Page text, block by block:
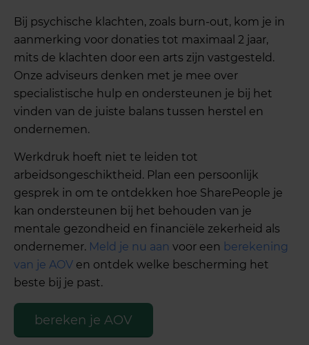
Bij psychische klachten, zoals burn-out, kom je in
aanmerking voor donaties tot maximaal 2 jaar,
mits de klachten door een arts zijn vastgesteld.
Onze adviseurs denken met je mee over
specialistische hulp en ondersteunen je bij het
vinden van de juiste balans tussen herstel en
ondernemen.
Werkdruk hoeft niet te leiden tot
arbeidsongeschiktheid. Plan een persoonlijk
gesprek in om te ontdekken hoe SharePeople je
kan ondersteunen bij het behouden van je
mentale gezondheid en financiële zekerheid als
ondernemer. Meld je nu aan voor een berekening
van je AOV en ontdek welke bescherming het
beste bij je past.
bereken je AOV